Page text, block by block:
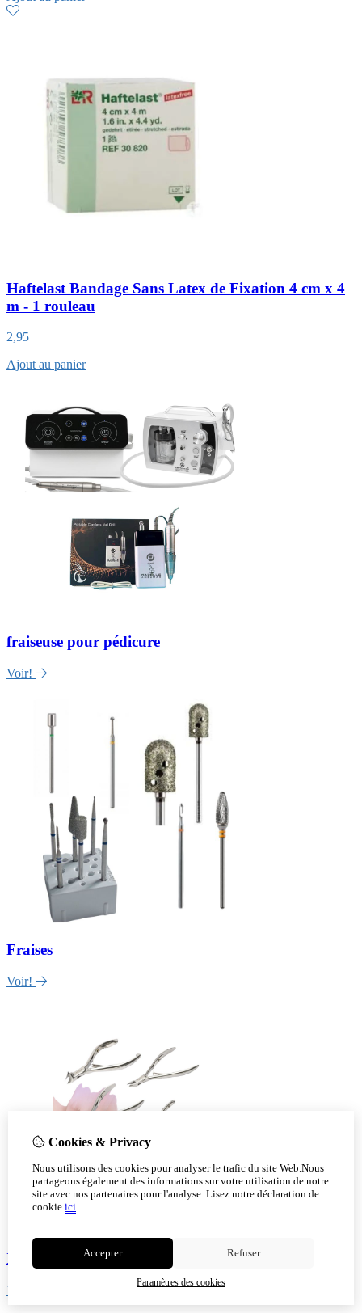
Haftelast Bandage Sans Latex de Fixation 4 cm x 4
m - 1 rouleau
2,95
Ajout au panier
fraiseuse pour pédicure
Voir!
Fraises
Voir!
Instruments
Voir!
Cookies & Privacy
Nous utilisons des cookies pour analyser le trafic du site Web.Nous
partageons également des informations sur votre utilisation de notre
site avec nos partenaires pour l'analyse. Lisez notre déclaration de
cookie ici
Accepter Refuser
Paramètres des cookies